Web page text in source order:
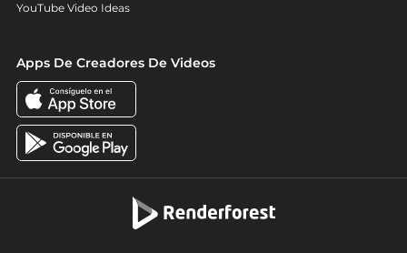
YouTube Video Ideas
Apps De Creadores De Videos